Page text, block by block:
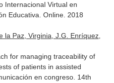
Internacional Virtual en
Educativa. Online. 2018
la Paz, Virginia, J.G. Enríquez,
for managing traceability of
of patients in assisted
en congreso. 14th